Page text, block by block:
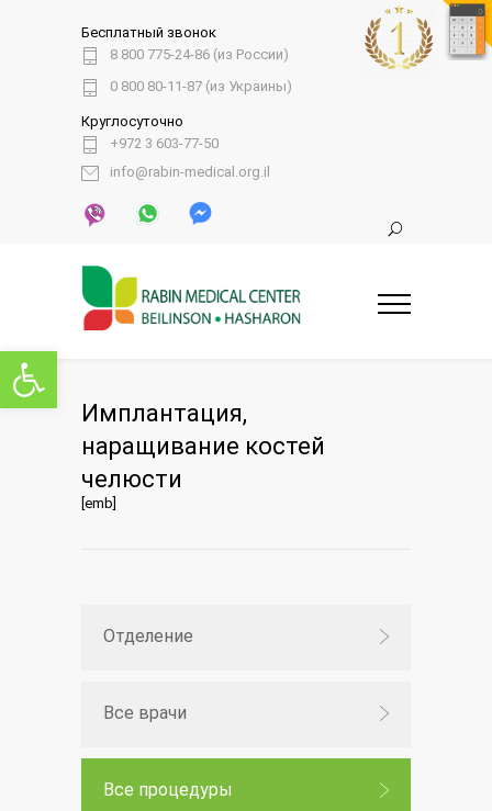
Открыть панель инструментов
Бесплатный звонок
8 800 775-24-86 (из России)
0 800 80-11-87 (из Украины)
Круглосуточно
+972 3 603-77-50
info@rabin-medical.org.il
Имплантация,
наращивание костей
челюсти
[emb]
Отделение
Все врачи
Все процедуры